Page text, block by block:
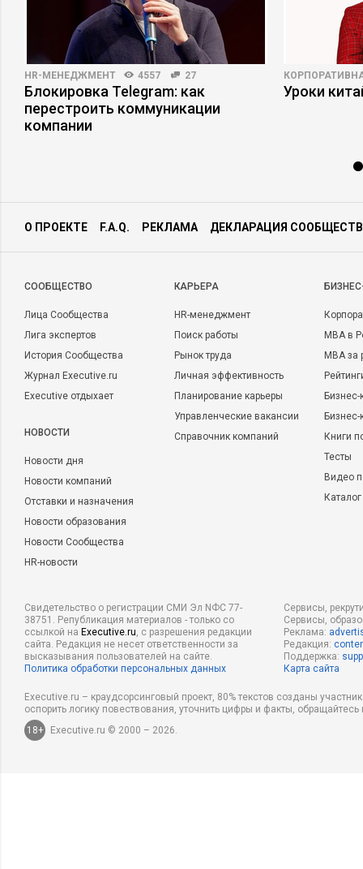
HR-МЕНЕДЖМЕНТ 4557 27
Блокировка Telegram: как
перестроить коммуникации
компании
Уроки
О ПРОЕКТЕ F.A.Q. РЕКЛАМА ДЕКЛАРАЦИЯ
CООБЩЕСТВО
Лица Сообщества
Лига экспертов
История Сообщества
Журнал Executive.ru
Executive отдыхает
НОВОСТИ
Новости дня
Новости компаний
Отставки и назначения
Новости образования
Новости Сообщества
HR-новости
КАРЬЕРА
HR-менеджмент
Поиск работы
Рынок труда
Личная эффективность
Планирование карьеры
Управленческие вакансии
Справочник компаний
MBA в
MBA
Бизнес-
Книги
Тесты
Видео
Свидетельство о регистрации СМИ Эл NФС 77-
38751. Републикация материалов - только со
ссылкой на Executive.ru, с разрешения редакции
сайта. Редакция не несет ответственности за
высказывания пользователей на сайте.
Политика обработки персональных данных
Сервисы,
Сервисы,
Реклама:
Редакция:
Поддержка:
Карта сайта
Executive.ru – краудсорсинговый проект, 80% текстов созданы
оспорить логику повествования, уточнить цифры и факты,
18+
Executive.ru © 2000 – 2026.